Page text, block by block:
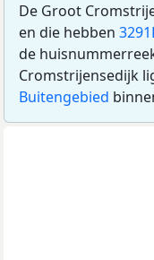
De Groot
en die hebben
de
Cromstrijensedijk
Buitengebied